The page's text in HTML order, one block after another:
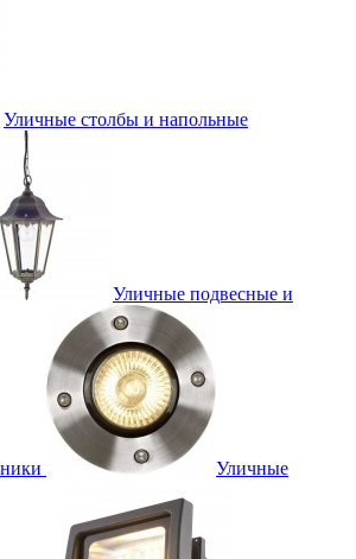
Уличные столбы и напольные
Уличные подвесные и
Уличные